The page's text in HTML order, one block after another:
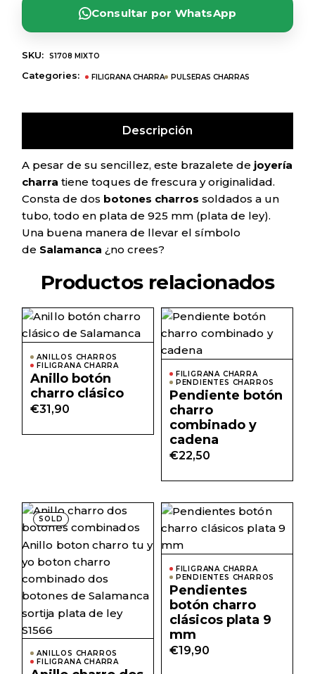
Consultar por WhatsApp
SKU: S1708 MIXTO
Categories: FILIGRANA CHARRA PULSERAS CHARRAS
Descripción
A pesar de su sencillez, este brazalete de joyería
charratiene toques de frescura y originalidad.
Consta de dos botones charros soldados a un
tubo, todo en plata de 925 mm (plata de ley).
Una buena manera de llevar el símbolo
de Salamanca ¿no crees?
Productos relacionados
Este
producto
tiene
múltiples
variantes.
opciones
pueden
elegir
la
página
ANILLOS CHARROS
FILIGRANA CHARRA
Anillo botón
charro clásico
€31,90
FILIGRANA CHARRA
PENDIENTES CHARROS
Pendiente botón
charro
combinado y
cadena
€22,50
SOLD
ANILLOS CHARROS
FILIGRANA CHARRA
FILIGRANA CHARRA
PENDIENTES CHARROS
Pendientes
botón charro
clásicos plata 9
mm
€19,90